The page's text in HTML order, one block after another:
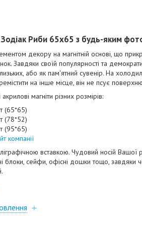
Риби 65х65 з будь-яким
декору на магнітній основі, що
Завдяки своїй популярності та
або як пам'ятний сувенір. На
на інше місце, він не псує
магніти різних розмірів:
(65*65)
(78*52)
(95*65)
компанії
вставкою. Чудовий носій
блоки, сейфи, офісні дошки тощо, завдяки